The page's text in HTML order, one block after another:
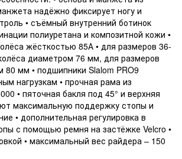
надёжно фиксирует ногу и
• съёмный внутренний ботинок
полиуретана и композитной кожи •
жёсткостью 85А • для размеров 36-
диаметром 76 мм, для размеров
80 мм • подшипники Slalom PRO9
нагрузкам • прочная рама из
• пяточная бакля под 45° и верхняя
максимальную поддержку стопы и
• дополнительная регулировка в
с помощью ремня на застёжке Velcro •
• максимальный вес райдера – 150